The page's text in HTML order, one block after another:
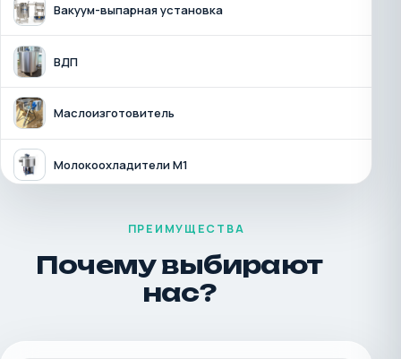
Вакуум-выпарная установка
ВДП
Маслоизготовитель
Молокоохладители М1
Молокоохладители М3
ПРЕИМУЩЕСТВА
Почему выбирают
нас?